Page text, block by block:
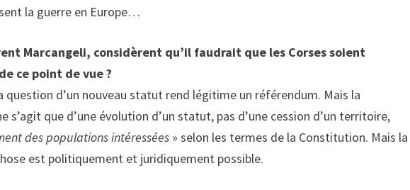
la guerre en Europe…
Marcangeli, considèrent qu’il faudrait que les Corses soient
ce point de vue ?
question d’un nouveau statut rend légitime un référendum. Mais la
que d’une évolution d’un statut, pas d’une cession d’un territoire,
des populations intéressées » selon les termes de la Constitution. Mais la
est politiquement et juridiquement possible.